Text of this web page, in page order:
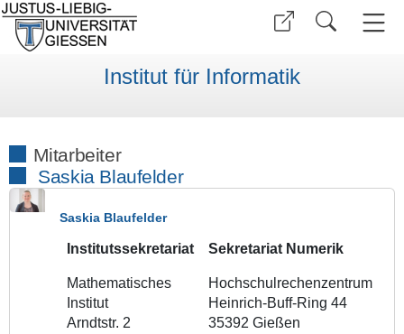
Institut für Informatik
Mitarbeiter
Saskia Blaufelder
Saskia Blaufelder
Institutssekretariat
Mathematisches
Institut
Arndtstr. 2
Sekretariat Numerik
Hochschulrechenzentrum
Heinrich-Buff-Ring 44
35392 Gießen